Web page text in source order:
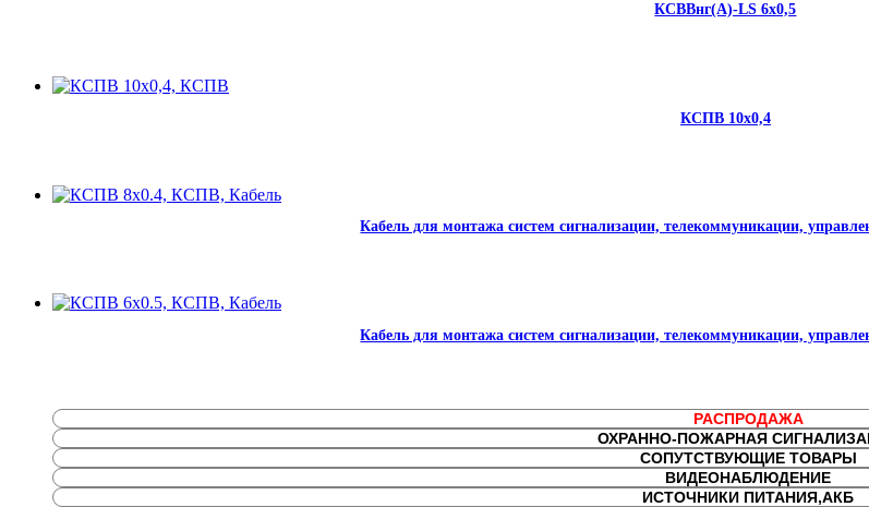
КСВВнг(А)-LS 6х0,5
КСПВ 10х0,4
Кабель для монтажа систем сигнализации, телекоммуникации,
Кабель для монтажа систем сигнализации, телекоммуникации,
РАСПРОДАЖА
ОХРАННО-ПОЖАРНАЯ
СОПУТСТВУЮЩИЕ ТОВАРЫ
ВИДЕОНАБЛЮДЕНИЕ
ИСТОЧНИКИ ПИТАНИЯ,АКБ